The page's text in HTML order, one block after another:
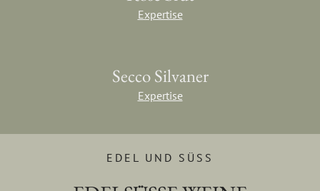
Expertise
Secco Silvaner
Expertise
EDEL UND SÜSS